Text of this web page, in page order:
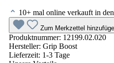
10+ mal online verkauft in
Zum Merkzettel
Produktnummer: 12199.02.020
Hersteller: Grip Boost
Lieferzeit: 1-3 Tage